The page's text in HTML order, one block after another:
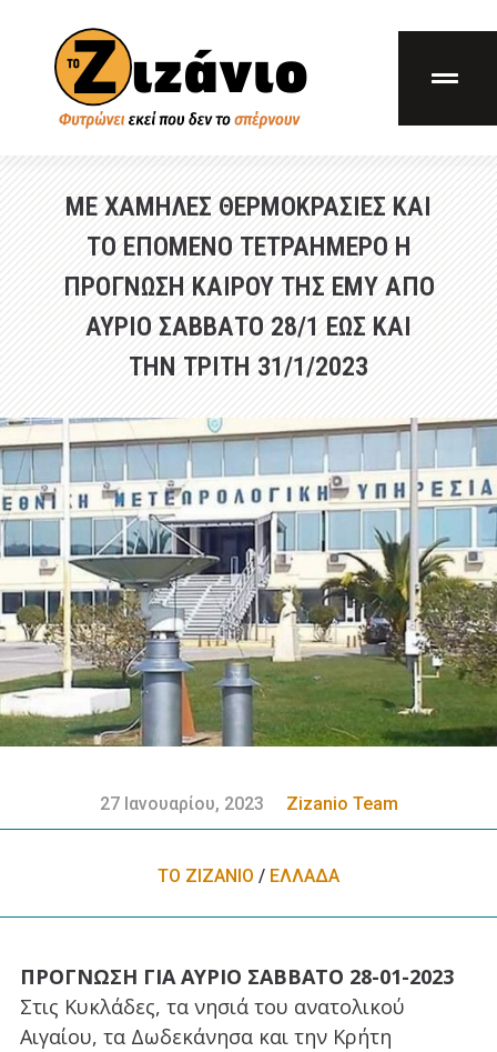
ΜΕ ΧΑΜΗΛΕΣ ΘΕΡΜΟΚΡΑΣΙΕΣ ΚΑΙ
ΤΟ ΕΠΟΜΕΝΟ ΤΕΤΡΑΗΜΕΡΟ Η
ΠΡΟΓΝΩΣΗ ΚΑΙΡΟΥ ΤΗΣ ΕΜΥ ΑΠΟ
ΑΥΡΙΟ ΣΑΒΒΑΤΟ 28/1 ΕΩΣ ΚΑΙ
ΤΗΝ ΤΡΙΤΗ 31/1/2023
27 Ιανουαρίου, 2023 Zizanio Team
ΤΟ ΖΙΖΑΝΙΟ / ΕΛΛΑΔA
ΠΡΟΓΝΩΣΗ ΓΙΑ ΑΥΡΙΟ ΣΑΒΒΑΤΟ 28-01-2023
Στις Κυκλάδες, τα νησιά του ανατολικού
Αιγαίου, τα Δωδεκάνησα και την Κρήτη